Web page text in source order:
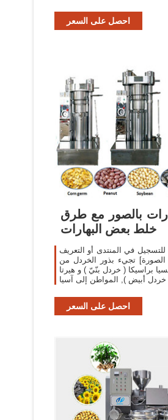
احصل على السعر
بالصور مع طرق
خلط بعض البهارات
في المنتدى أو التعريف
الصورة] تجيء بذور الخردل من
براسيكا ( خردل بنّيّ ) و هيرتا
احصل على السعر